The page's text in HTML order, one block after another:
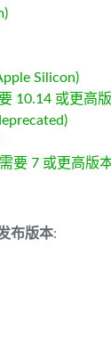
Silicon)
10.14 或更高
要 7 或更高版
布版本: